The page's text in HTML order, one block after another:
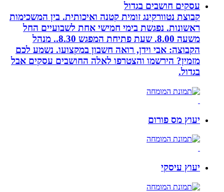
עסקים חושבים בגדול
קבוצת נטוורקינג זומית קטנה ואיכותית. בין המשכימות
ראשונות. נפגשת בימי חמישי אחת לשבועיים החל
משעה 8.00. שעת פתיחת המפגש 8.30.. מנהל
הקבוצה: אבי וידן, רואה חשבון במקצועו. נשמע לכם
מזמין? הירשמו והצטרפו לאלה החושבים עסקים אבל
בגדול.
יעוץ מס פורום
יעוץ עיסקי